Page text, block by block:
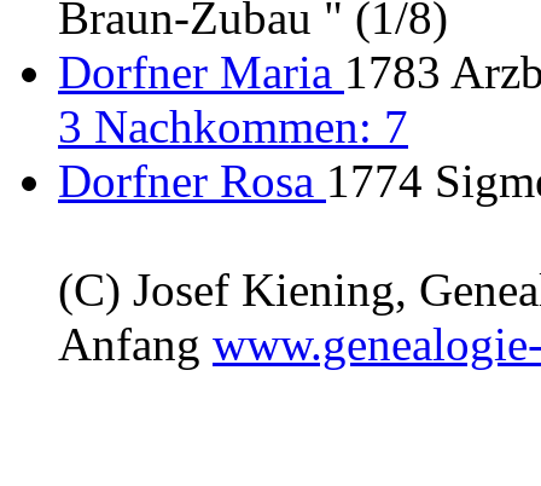
Braun-Zubau " (1/8)
Dorfner Maria 1783
3 Nachkommen: 7
Dorfner Rosa 1774
(C) Josef Kiening,
Anfang